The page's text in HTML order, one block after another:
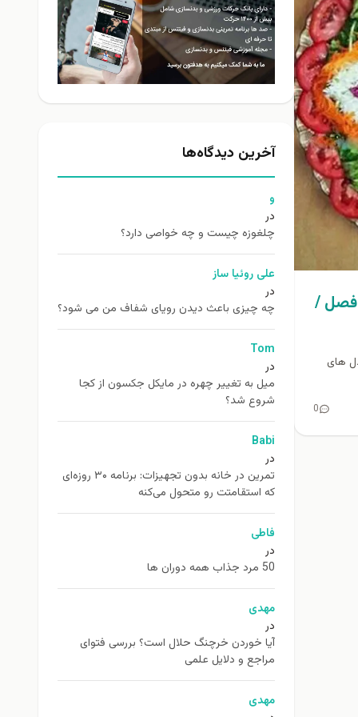
فصل /
مدل های
0
آخرین دیدگاه‌ها
و
در
چلغوزه چیست و چه خواصی دارد؟
علی روئیا ساز
در
چه چیزی باعث دیدن رویای شفاف من می شود؟
Tom
در
ميل به تغيير چهره در مایکل جکسون از كجا
شروع شد؟
Babi
در
تمرین در خانه بدون تجهیزات: برنامه ۳۰ روزه‌ای
که استقامتت رو متحول می‌کنه
فاطی
در
50 مرد جذاب همه دوران ها
مهدی
در
آیا خوردن خرچنگ حلال است؟ بررسی فتوای
مراجع و دلایل علمی
مهدی